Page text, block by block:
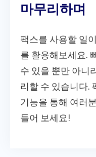
마무리하며
팩스를 사용할 일
를 활용해보세요.
수 있을 뿐만 아니
리할 수 있습니다.
기능을 통해 여러
들어 보세요!